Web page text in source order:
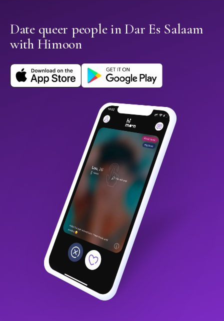
Date queer people in Dar Es Salaam
with Himoon